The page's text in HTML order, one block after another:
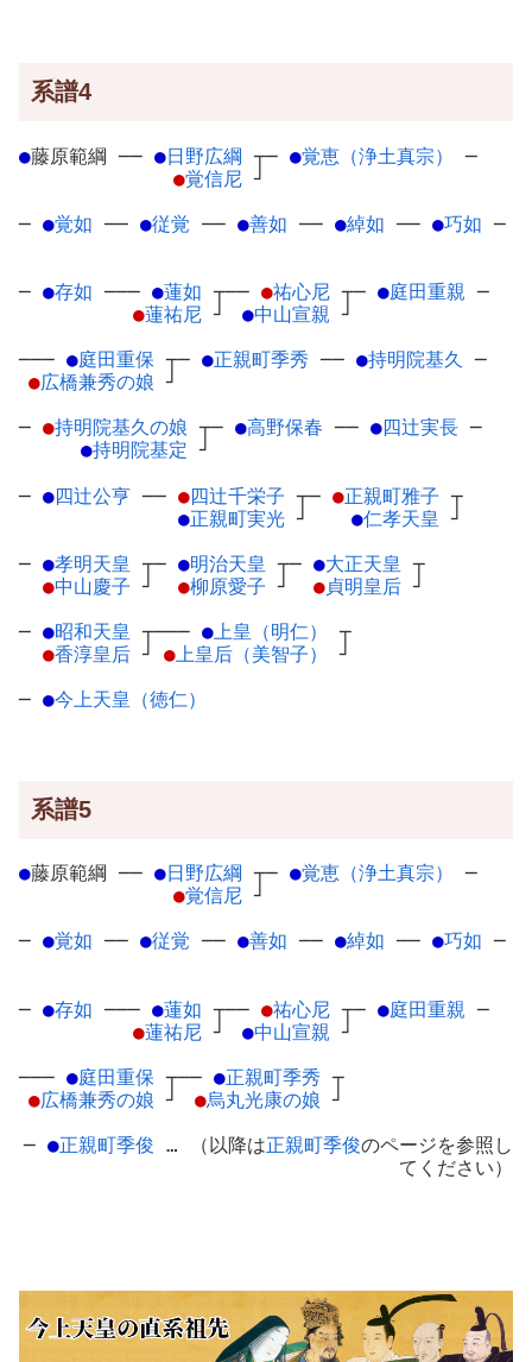
系譜4
●藤原範綱 ── ●日野広綱 ┬
●覚信尼 ┘
─ ●覚恵（浄土真宗） ─
─ ●覚如 ── ●従覚 ── ●善如 ── ●綽如 ── ●巧如 ─
─ ●存如 ─── ●蓮如 ┬
●蓮祐尼 ┘
── ●祐心尼 ┬
●中山宣親 ┘
─ ●庭田重親 ─
─── ●庭田重保 ┬
●広橋兼秀の娘 ┘
─ ●正親町季秀 ── ●持明院基久 ─
─ ●持明院基久の娘 ┬
●持明院基定 ┘
─ ●高野保春 ── ●四辻実長 ─
─ ●四辻公亨 ── ●四辻千栄子 ┬
●正親町実光 ┘
─ ●正親町雅子 ┬
●仁孝天皇 ┘
─ ●孝明天皇 ┬
●中山慶子 ┘
─ ●明治天皇 ┬
●柳原愛子 ┘
─ ●大正天皇 ┬
●貞明皇后 ┘
─ ●昭和天皇 ┬
●香淳皇后 ┘
─── ●上皇（明仁）
┬
●上皇后（美智子） ┘
─ ●今上天皇（徳仁）
系譜5
●藤原範綱 ── ●日野広綱 ┬
●覚信尼 ┘
─ ●覚恵（浄土真宗） ─
─ ●覚如 ── ●従覚 ── ●善如 ── ●綽如 ── ●巧如 ─
─ ●存如 ─── ●蓮如 ┬
●蓮祐尼 ┘
── ●祐心尼 ┬
●中山宣親 ┘
─ ●庭田重親 ─
─── ●庭田重保 ┬
●広橋兼秀の娘 ┘
── ●正親町季秀 ┬
●烏丸光康の娘 ┘
─ ●正親町季俊 … （以降は正親町季俊のページを参照し
てください）